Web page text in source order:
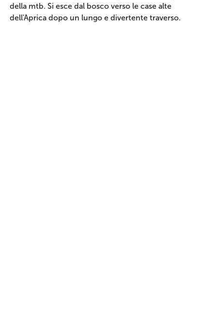
della mtb. Si esce dal bosco verso le case alte
dell'Aprica dopo un lungo e divertente traverso.